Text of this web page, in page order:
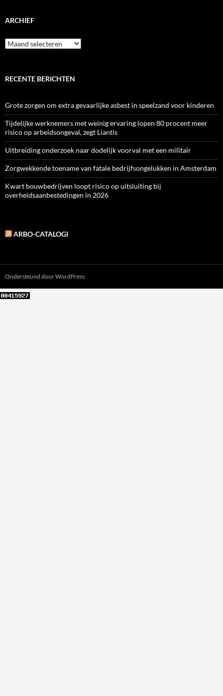
ARCHIEF
Archief
RECENTE BERICHTEN
Grote zorgen om extra gevaarlijke asbest in speelzand voor kinderen
Tijdelijke werknemers met weinig ervaring lopen 80 procent meer
risico op arbeidsongeval, zegt Liantis
Uitbreiding onderzoek naar dodelijk voorval met een militair
Zorgwekkende toename van fatale bedrijfsongelukken in Amsterdam
Kwart bouwbedrijven loopt risico op uitsluiting bij
overheidsaanbestedingen in 2026
ARBO-CATALOGI
Ondersteund door WordPress